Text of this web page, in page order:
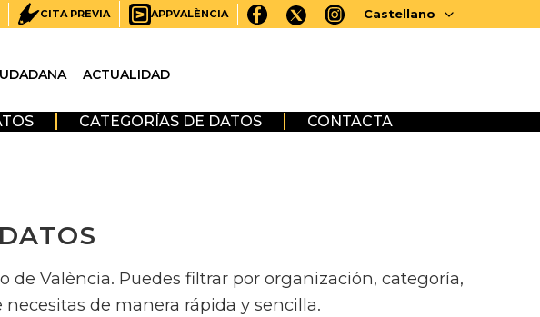
CITA PREVIA APPVALÈNCIA Castellano
ACTUALIDAD
CATEGORÍAS DE DATOS CONTACTA
València. Puedes filtrar por organización, categoría,
de manera rápida y sencilla.